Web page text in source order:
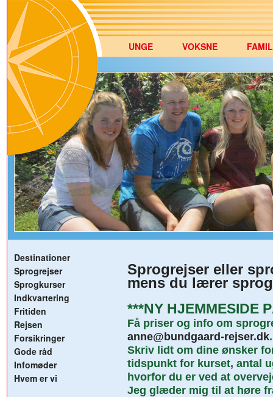
UNGE VOKSNE
Destinationer
Sprogrejser
Sprogkurser
Indkvartering
Fritiden
Rejsen
Forsikringer
Gode råd
Infomøder
Hvem er vi
Sprogrejser eller
mens du lærer
***NY HJEMMESIDE
Få priser og info om
anne@bundgaard-rejser.dk.
Skriv lidt om dine ønsker
tidspunkt for kurset, antal
hvorfor du er ved at
Jeg glæder mig til at høre